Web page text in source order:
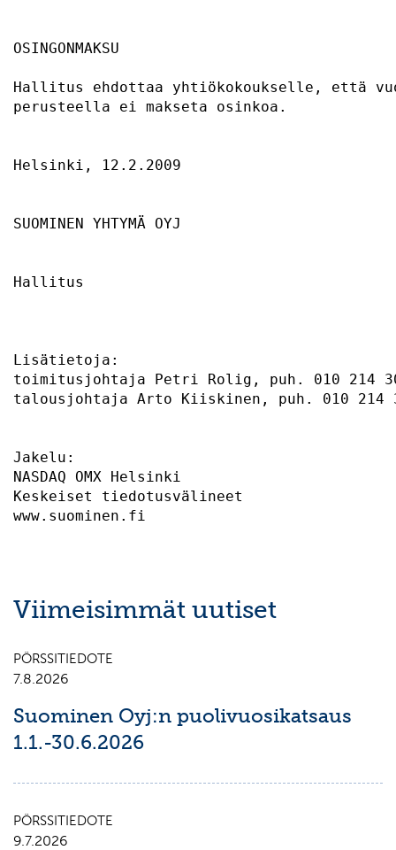
Hallitus ehdottaa yhtiökokoukselle,
perusteella ei
Helsinki,
SUOMINEN
toimitusjohtaja Petri
talousjohtaja Arto
NASDAQ
Keskeiset
Viimeisimmät uutiset
PÖRSSITIEDOTE
7.8.2026
Suominen Oyj:n puolivuosikatsaus
1.1.-30.6.2026
PÖRSSITIEDOTE
9.7.2026